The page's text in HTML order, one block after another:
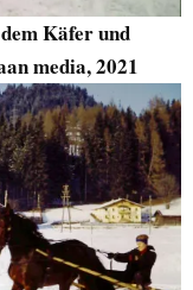
Käfer und
media, 2021